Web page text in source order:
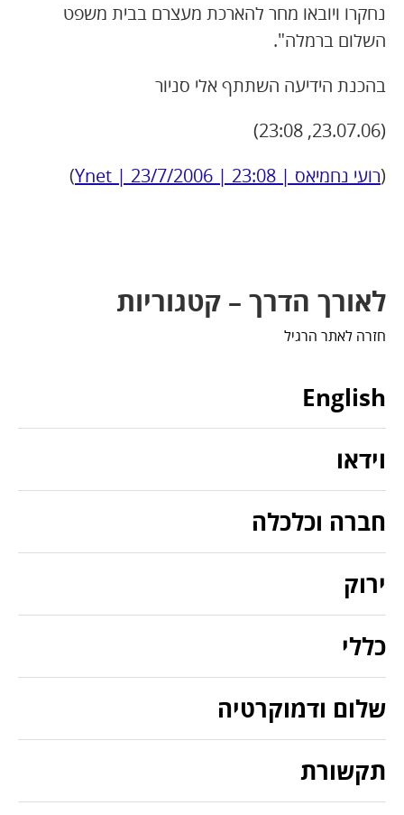
נחקרו ויובאו מחר להארכת מעצרם בבית משפט
השלום ברמלה".
בהכנת הידיעה השתתף אלי סניור
(23.07.06, 23:08)
(רועי נחמיאס | Ynet | 23/7/2006 | 23:08 )
לאורך הדרך – קטגוריות
חזרה לאתר הרגיל
English
וידאו
חברה וכלכלה
ירוק
כללי
שלום ודמוקרטיה
תקשורת